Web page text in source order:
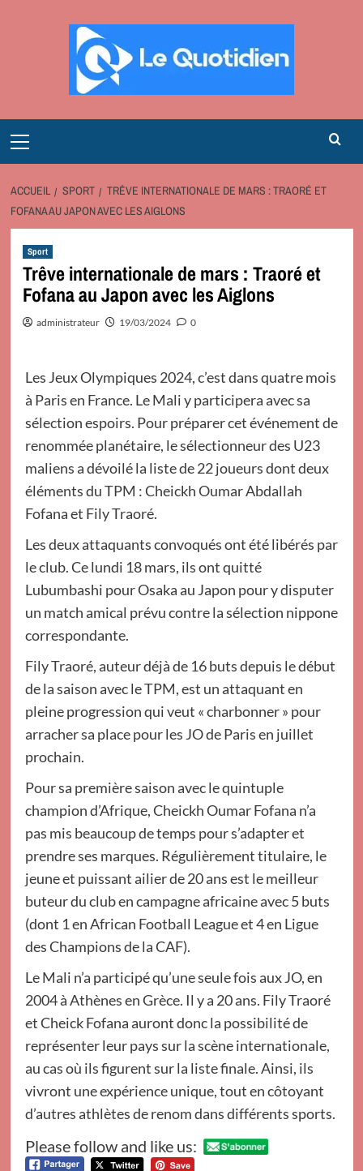
Menu
ACCUEIL SPORT
TRÊVE INTERNATIONALE DE MARS : TRAORÉ ET
FOFANA AU JAPON AVEC LES AIGLONS
Sport
Trêve internationale de mars : Traoré et
Fofana au Japon avec les Aiglons
administrateur 19/03/2024 0
Les Jeux Olympiques 2024, c’est dans quatre mois
à Paris en France. Le Mali y participera avec sa
sélection espoirs. Pour préparer cet événement de
renommée planétaire, le sélectionneur des U23
maliens a dévoilé la liste de 22 joueurs dont deux
éléments du TPM : Cheickh Oumar Abdallah
Fofana et Fily Traoré.
Les deux attaquants convoqués ont été libérés par
le club. Ce lundi 18 mars, ils ont quitté
Lubumbashi pour Osaka au Japon pour y disputer
un match amical prévu contre la sélection nippone
correspondante.
Fily Traoré, auteur déjà de 16 buts depuis le début
de la saison avec le TPM, est un attaquant en
pleine progression qui veut « charbonner » pour
arracher sa place pour les JO de Paris en juillet
prochain.
Pour sa première saison avec le quintuple
champion d’Afrique, Cheickh Oumar Fofana n’a
pas mis beaucoup de temps pour s’adapter et
prendre ses marques. Régulièrement titulaire, le
jeune et puissant ailier de 20 ans est le meilleur
buteur du club en campagne africaine avec 5 buts
(dont 1 en African Football League et 4 en Ligue
des Champions de la CAF).
Le Mali n’a participé qu’une seule fois aux JO, en
2004 à Athènes en Grèce. Il y a 20 ans. Fily Traoré
et Cheick Fofana auront donc la possibilité de
représenter leur pays sur la scène internationale,
au cas où ils figurent sur la liste finale. Ainsi, ils
vivront une expérience unique, tout en côtoyant
d’autres athlètes de renom dans différents sports.
Please follow and like us: